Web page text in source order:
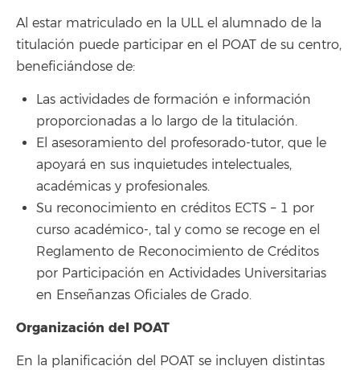
Al estar matriculado en la ULL el alumnado de la
titulación puede participar en el POAT de su centro,
beneficiándose de:
Las actividades de formación e información
proporcionadas a lo largo de la titulación.
El asesoramiento del profesorado-tutor, que le
apoyará en sus inquietudes intelectuales,
académicas y profesionales.
Su reconocimiento en créditos ECTS – 1 por
curso académico-, tal y como se recoge en el
Reglamento de Reconocimiento de Créditos
por Participación en Actividades Universitarias
en Enseñanzas Oficiales de Grado.
Organización del POAT
En la planificación del POAT se incluyen distintas